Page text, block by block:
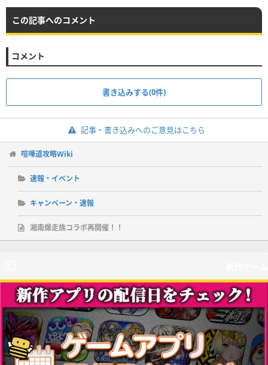
この記事へのコメント
コメント
書き込みする(0件)
記事・書き込みへのご意見はこちら
喧嘩道攻略Wiki
速報・イベント
キャンペーン・速報
湘南爆走族コラボ再開催！！